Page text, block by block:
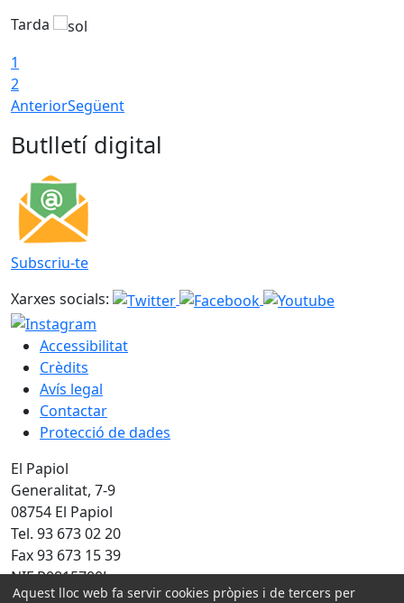
Tarda
1
2
AnteriorSegüent
Butlletí digital
Subscriu-te
Xarxes socials:
Accessibilitat
Crèdits
Avís legal
Contactar
Protecció de dades
El Papiol
Generalitat, 7-9
08754 El Papiol
Tel. 93 673 02 20
Fax 93 673 15 39
NIF P0815700J
Aquest lloc web fa servir cookies pròpies i de tercers per